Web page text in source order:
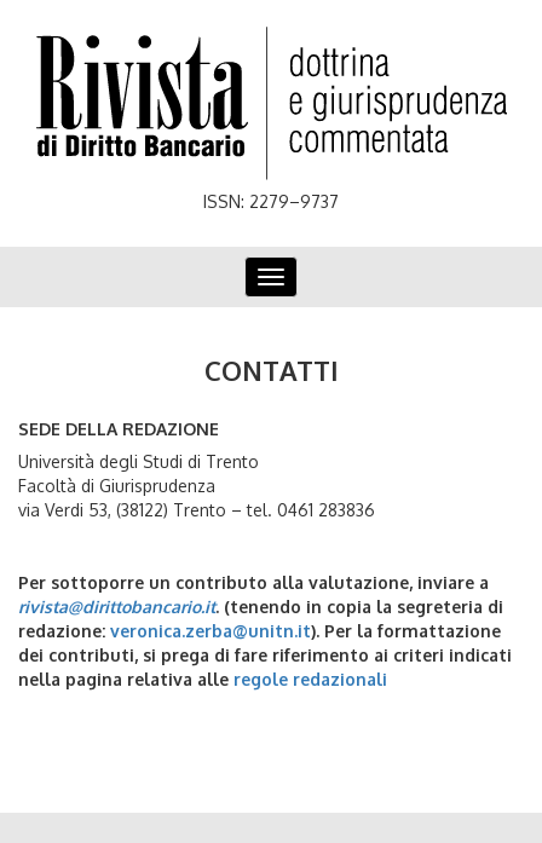
ISSN: 2279–9737
Toggle
navigation
CONTATTI
SEDE DELLA REDAZIONE
Università degli Studi di Trento
Facoltà di Giurisprudenza
via Verdi 53, (38122) Trento – tel. 0461 283836
Per sottoporre un contributo alla valutazione, inviare a
rivista@dirittobancario.it. (tenendo in copia la segreteria di
redazione: veronica.zerba@unitn.it). Per la formattazione
dei contributi, si prega di fare riferimento ai criteri indicati
nella pagina relativa alle regole redazionali